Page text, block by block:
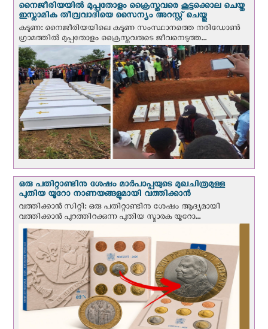
നൈജീരിയയില്‍ മുപ്പതോളം ക്രൈസ്തവരെ കൂട്ടക്കൊല ചെയ്ത
ഇസ്ലാമിക തീവ്രവാദിയെ സൈന്യം അറസ്റ്റ് ചെയ്തു
കടുണ: നൈജീരിയയിലെ കടുണ സംസ്ഥാനത്തെ നരിഡോൺ
ഗ്രാമത്തിൽ മുപ്പതോളം ക്രൈസ്തവരുടെ ജീവനെടുത്ത...
ഒരു പതിറ്റാണ്ടിനു ശേഷം മാർപാപ്പയുടെ മുഖചിത്രമുള്ള
പുതിയ യൂറോ നാണയങ്ങളുമായി വത്തിക്കാന്‍
വത്തിക്കാന്‍ സിറ്റി: ഒരു പതിറ്റാണ്ടിനു ശേഷം ആദ്യമായി
വത്തിക്കാൻ പുറത്തിറക്കുന്ന പുതിയ സ്മാരക യൂറോ...